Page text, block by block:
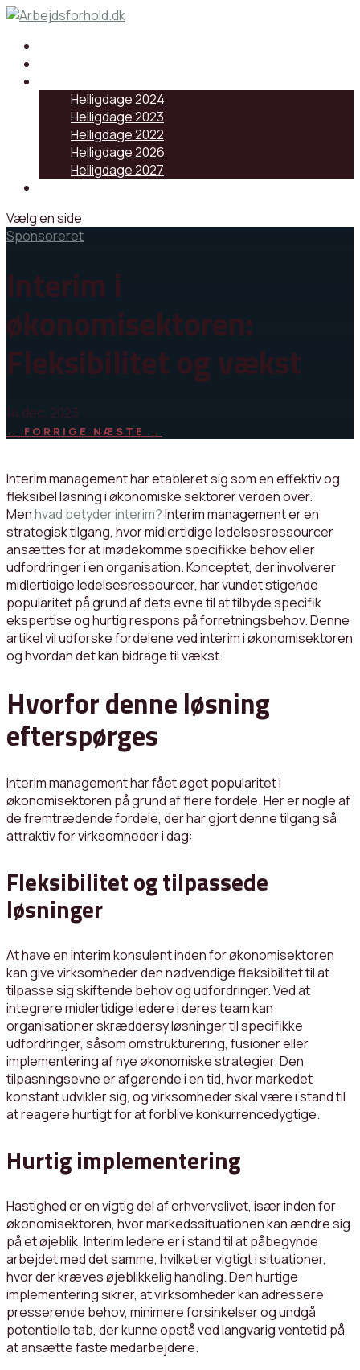
Helligdage 2024
Helligdage 2023
Helligdage 2022
Helligdage 2026
Helligdage 2027
Vælg en side
Sponsoreret
Interim i
økonomisektoren:
Fleksibilitet og vækst
14 dec, 2023
← FORRIGE NÆSTE →
Interim management har etableret sig som en effektiv og
fleksibel løsning i økonomiske sektorer verden over.
Menhvad betyder interim?Interim management er en
strategisk tilgang, hvor midlertidige ledelsesressourcer
ansættes for at imødekomme specifikke behov eller
udfordringer i en organisation. Konceptet, der involverer
midlertidige ledelsesressourcer, har vundet stigende
popularitet på grund af dets evne til at tilbyde specifik
ekspertise og hurtig respons på forretningsbehov. Denne
artikel vil udforske fordelene ved interim i økonomisektoren
og hvordan det kan bidrage til vækst.
Hvorfor denne løsning
efterspørges
Interim management har fået øget popularitet i
økonomisektoren på grund af flere fordele. Her er nogle af
de fremtrædende fordele, der har gjort denne tilgang så
attraktiv for virksomheder i dag:
Fleksibilitet og tilpassede
løsninger
At have en interim konsulent inden for økonomisektoren
kan give virksomheder den nødvendige fleksibilitet til at
tilpasse sig skiftende behov og udfordringer. Ved at
integrere midlertidige ledere i deres team kan
organisationer skræddersy løsninger til specifikke
udfordringer, såsom omstrukturering, fusioner eller
implementering af nye økonomiske strategier. Den
tilpasningsevne er afgørende i en tid, hvor markedet
konstant udvikler sig, og virksomheder skal være i stand til
at reagere hurtigt for at forblive konkurrencedygtige.
Hurtig implementering
Hastighed er en vigtig del af erhvervslivet, især inden for
økonomisektoren, hvor markedssituationen kan ændre sig
på et øjeblik. Interim ledere er i stand til at påbegynde
arbejdet med det samme, hvilket er vigtigt i situationer,
hvor der kræves øjeblikkelig handling. Den hurtige
implementering sikrer, at virksomheder kan adressere
presserende behov, minimere forsinkelser og undgå
potentielle tab, der kunne opstå ved langvarig ventetid på
at ansætte faste medarbejdere.